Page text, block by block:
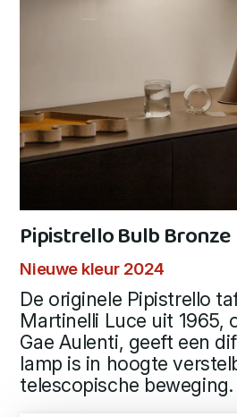
Pipistrello Bulb Bronze
Nieuwe kleur 2024
De originele Pipistrello
Martinelli Luce uit 1965,
Gae Aulenti, geeft een
lamp is in hoogte
telescopische beweging.